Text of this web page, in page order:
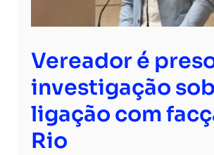
Vereador é
investigação
ligação com
Rio